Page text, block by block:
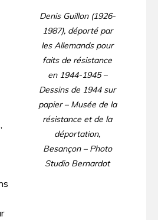
Denis Guillon (1926-
1987), déporté par
les Allemands pour
faits de résistance
en 1944-1945 –
Dessins de 1944 sur
papier – Musée de la
résistance et de la
déportation,
Besançon – Photo
Studio Bernardot
,